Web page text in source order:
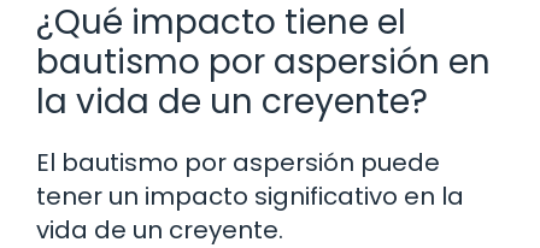
¿Qué impacto tiene el
bautismo por aspersión en
la vida de un creyente?
El bautismo por aspersión puede
tener un impacto significativo en la
vida de un creyente.